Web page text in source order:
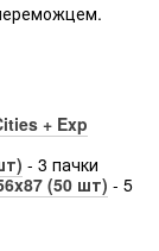
+ Exp
- 3 пачки
(50 шт) - 5